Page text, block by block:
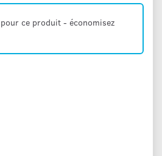
ce produit - économisez